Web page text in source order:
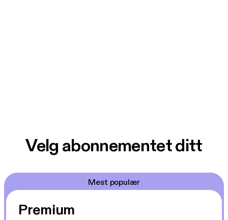
Velg abonnementet ditt
Mest populær
Premium